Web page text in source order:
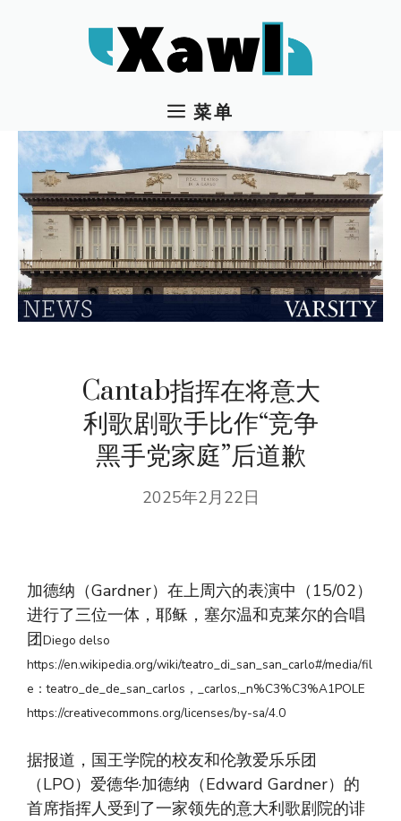
菜单
Cantab指挥在将意大
利歌剧歌手比作“竞争
黑手党家庭”后道歉
2025年2月22日
加德纳（Gardner）在上周六的表演中（15/02）
进行了三位一体，耶稣，塞尔温和克莱尔的合唱
团Diego delso
https://en.wikipedia.org/wiki/teatro_di_san_san_carlo#/media/fil
e：teatro_de_de_san_carlos，_carlos,_n%C3%C3%A1POLE
https://creativecommons.org/licenses/by-sa/4.0
据报道，国王学院的校友和伦敦爱乐乐团
（LPO）爱德华·加德纳（Edward Gardner）的
首席指挥人受到了一家领先的意大利歌剧院的诽